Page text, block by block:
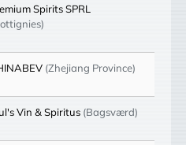
Spirits SPRL
(Zhejiang Province)
Vin & Spiritus (Bagsværd)